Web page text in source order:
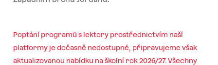
Poptání programů s lektory prostřednictvím naší
platformy je dočasně nedostupné, připravujeme však
aktualizovanou nabídku na školní rok 2026/27. Všechny